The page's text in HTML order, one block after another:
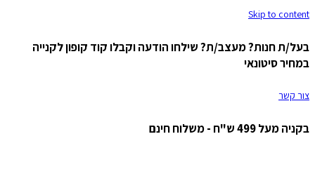
Skip to content
בעל/ת חנות? מעצב/ת? שילחו הודעה וקבלו קוד קופון לקנייה
במחיר סיטונאי
צור קשר
בקניה מעל 499 ש"ח - משלוח חינם